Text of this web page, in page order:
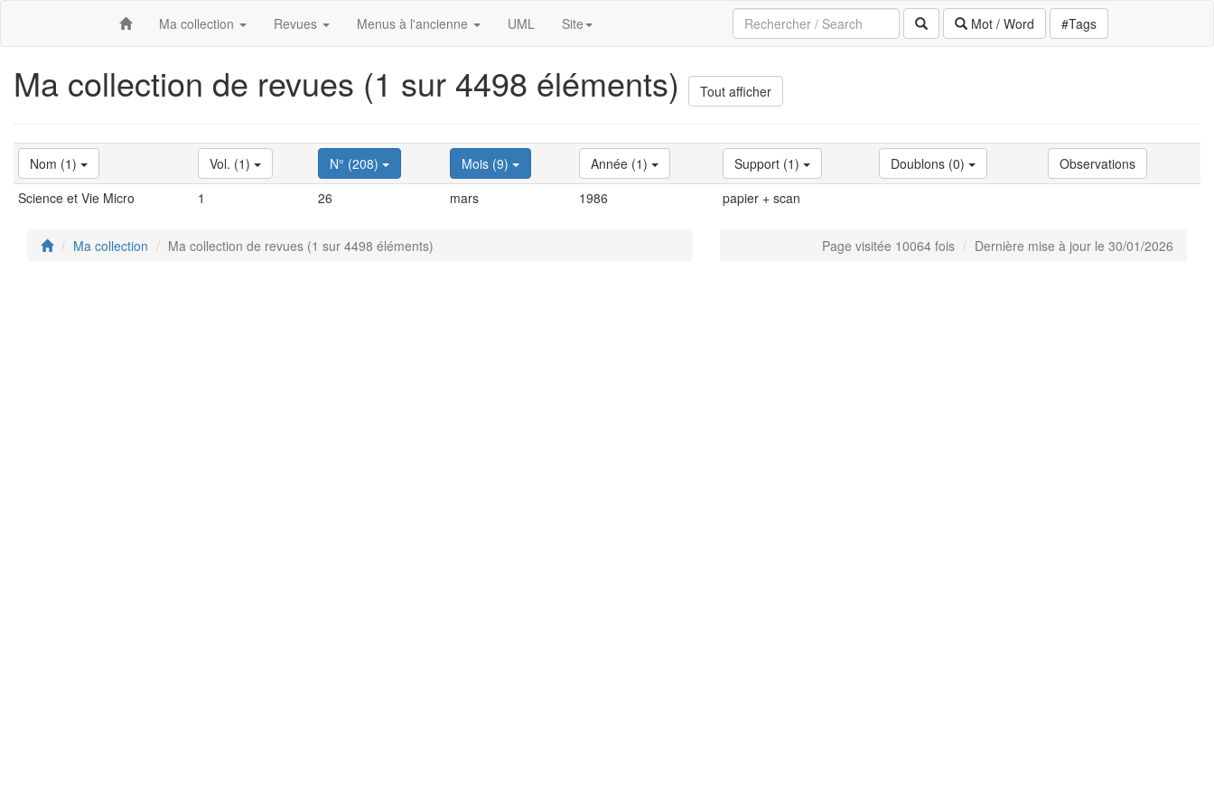
Ma collection Revues Menus à l'ancienne UML Site Mot / Word #Tags
Ma collection de revues (1 sur 4498 éléments) Tout afficher
Nom (1) Vol. (1) N° (208) Mois (9) Année (1) Support (1) Doublons (0)
Observations
Science et Vie Micro
1 26 mars 1986 papier + scan
Ma collection Ma collection de revues (1 sur 4498 éléments) Page visitée 10064 fois Dernière mise à jour le 30/01/2026